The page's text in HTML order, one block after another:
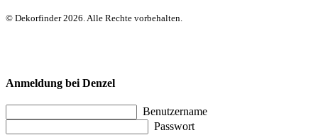
© Dekorfinder 2026. Alle Rechte vorbehalten.
Anmeldung bei Denzel
Benutzername
Passwort